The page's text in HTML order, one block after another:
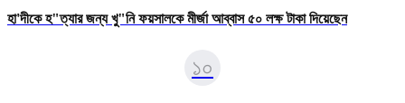
হা'দীকে হ"ত্যার জন্য খু"নি ফয়সালকে মীর্জা আব্বাস ৫০ লক্ষ টাকা দিয়েছেন
১০